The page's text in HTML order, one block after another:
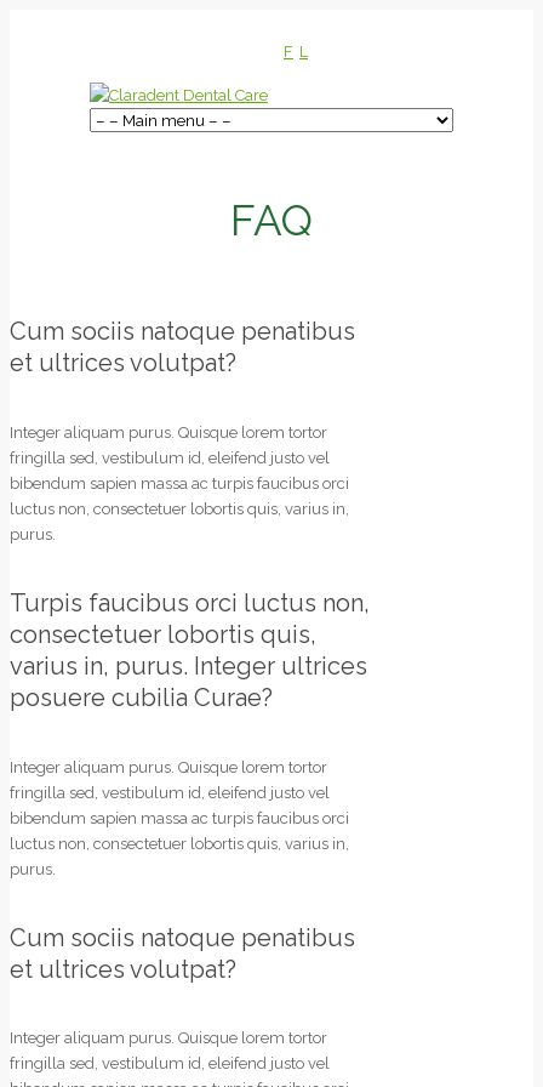
F L
FAQ
Cum sociis natoque penatibus
et ultrices volutpat?
Integer aliquam purus. Quisque lorem tortor
fringilla sed, vestibulum id, eleifend justo vel
bibendum sapien massa ac turpis faucibus orci
luctus non, consectetuer lobortis quis, varius in,
purus.
Turpis faucibus orci luctus non,
consectetuer lobortis quis,
varius in, purus. Integer ultrices
posuere cubilia Curae?
Integer aliquam purus. Quisque lorem tortor
fringilla sed, vestibulum id, eleifend justo vel
bibendum sapien massa ac turpis faucibus orci
luctus non, consectetuer lobortis quis, varius in,
purus.
Cum sociis natoque penatibus
et ultrices volutpat?
Integer aliquam purus. Quisque lorem tortor
fringilla sed, vestibulum id, eleifend justo vel